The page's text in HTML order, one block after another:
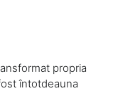
propria
întotdeauna